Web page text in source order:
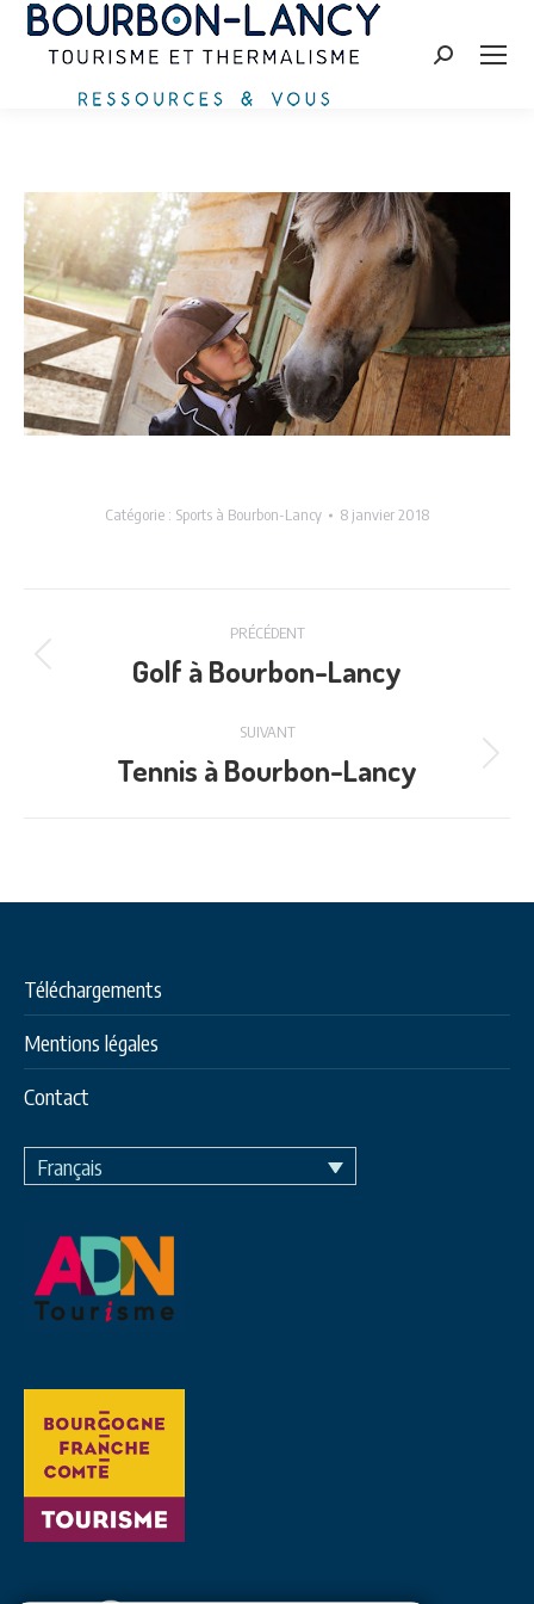
Recherche
Catégorie : Sports à Bourbon-Lancy 8 janvier 2018
de
PRÉCÉDENT
Onglet
Golf à Bourbon-Lancy
SUIVANT
Projets
Tennis à Bourbon-Lancy
Téléchargements
Mentions légales
Contact
Français